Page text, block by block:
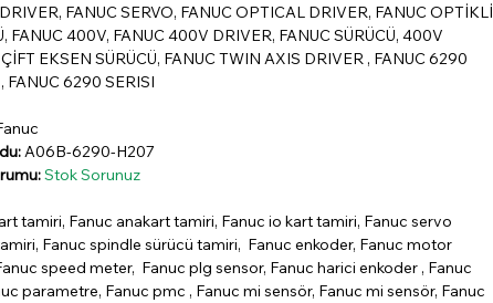
FANUC SERVO, FANUC OPTICAL DRIVER, FANUC OPTİKLİ
FANUC 400V, FANUC 400V DRIVER, FANUC SÜRÜCÜ, 400V
EKSEN SÜRÜCÜ, FANUC TWIN AXIS DRIVER , FANUC 6290
FANUC 6290 SERISI
A06B-6290-H207
Stok Sorunuz
tamiri, Fanuc anakart tamiri, Fanuc io kart tamiri, Fanuc servo
Fanuc spindle sürücü tamiri, Fanuc enkoder, Fanuc motor
speed meter, Fanuc plg sensor, Fanuc harici enkoder , Fanuc
parametre, Fanuc pmc , Fanuc mi sensör, Fanuc mi sensör, Fanuc